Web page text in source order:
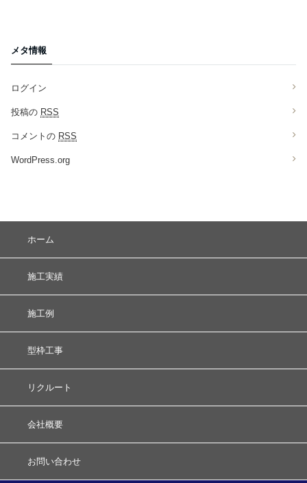
メタ情報
ログイン
投稿の RSS
コメントの RSS
WordPress.org
ホーム
施工実績
施工例
型枠工事
リクルート
会社概要
お問い合わせ